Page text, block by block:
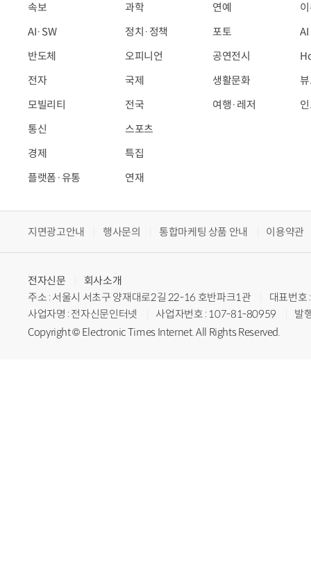
속보
AI·SW
반도체
전자
모빌리티
통신
경제
플랫폼·유통
과학
정치·정책
오피니언
국제
전국
스포츠
특집
연재
연예
포토
공연전시
생활문화
여행·레저
지면광고안내 행사문의 통합마케팅 상품 안내 이용약관
전자신문
회사소개
주소 : 서울시 서초구 양재대로2길 22-16 호반파크1관
대표번
사업자명 : 전자신문인터넷
사업자번호 : 107-81-80959
발
Copyright © Electronic Times Internet. All Rights Reserved.